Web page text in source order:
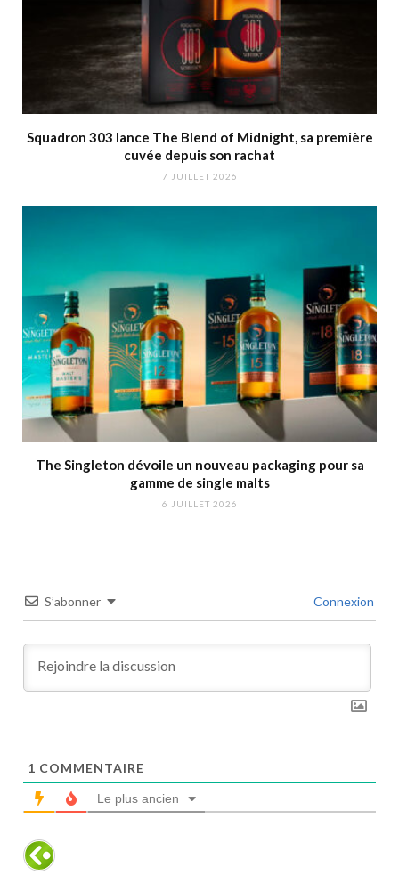
Squadron 303 lance The Blend of Midnight, sa première
cuvée depuis son rachat
7 JUILLET 2026
The Singleton dévoile un nouveau packaging pour sa
gamme de single malts
6 JUILLET 2026
S’abonner Connexion
1 COMMENTAIRE
Le plus ancien